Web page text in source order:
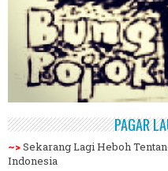
PAGAR
~>Sekarang Lagi Heboh
Indonesia